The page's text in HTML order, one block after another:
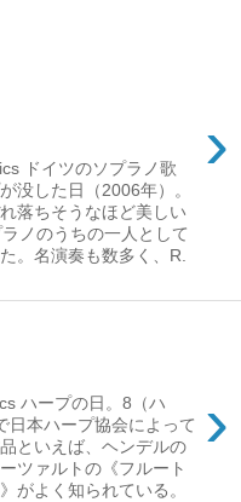
›
ドイツのソプラノ歌
没した日（2006年）。
落ちそうなほど美しい
ノのうちの一人として
。名演奏も数多く、R.
›
ハープの日。8（ハ
日本ハープ協会によって
といえば、ヘンデルの
ツァルトの《フルート
がよく知られている。